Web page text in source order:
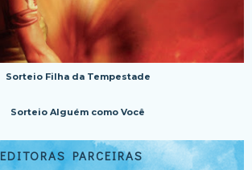
Sorteio Filha da Tempestade
Sorteio Alguém como Você
EDITORAS PARCEIRAS